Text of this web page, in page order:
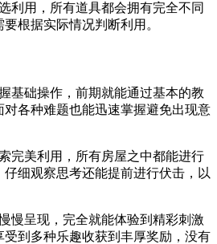
用，所有道具都会拥有完全不同
根据实际情况判断利用。
础操作，前期就能通过基本的教
各种难题也能迅速掌握避免出现意
美利用，所有房屋之中都能进行
细观察思考还能提前进行伏击，以
呈现，完全就能体验到精彩刺激
到多种乐趣收获到丰厚奖励，没有